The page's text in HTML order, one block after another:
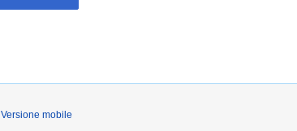
Versione mobile